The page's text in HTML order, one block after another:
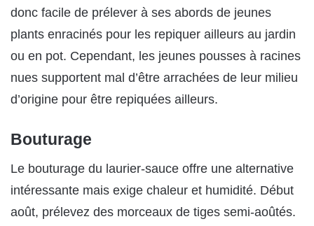
donc facile de prélever à ses abords de jeunes
plants enracinés pour les repiquer ailleurs au jardin
ou en pot. Cependant, les jeunes pousses à racines
nues supportent mal d’être arrachées de leur milieu
d’origine pour être repiquées ailleurs.
Bouturage
Le bouturage du laurier-sauce offre une alternative
intéressante mais exige chaleur et humidité. Début
août, prélevez des morceaux de tiges semi-aoûtés.